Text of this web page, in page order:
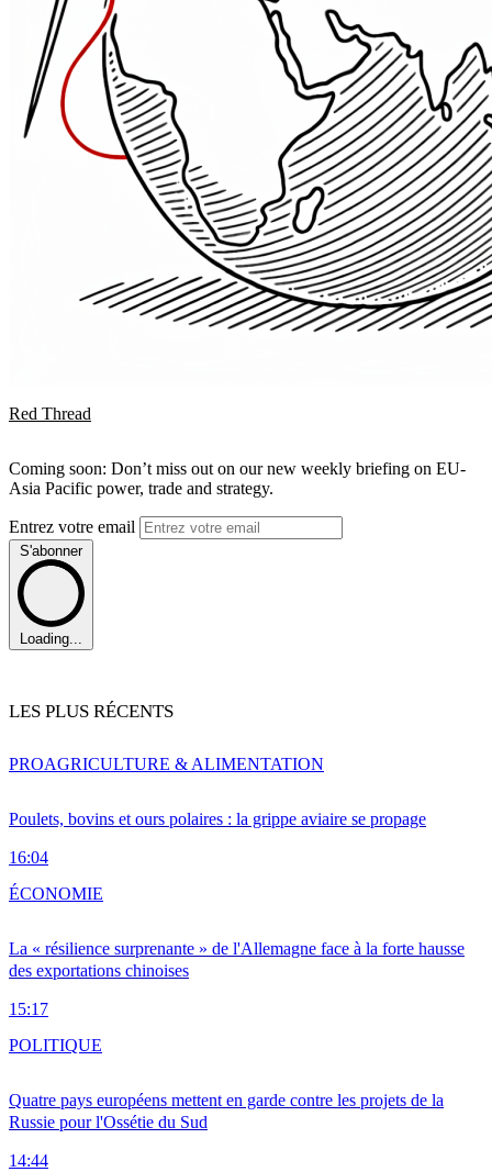
Red Thread
Coming soon: Don’t miss out on our new weekly briefing on EU-
Asia Pacific power, trade and strategy.
Entrez votre email
S'abonner
Loading...
LES PLUS RÉCENTS
Poulets, bovins et ours polaires : la grippe aviaire se propage
16:04
PROAGRICULTURE & ALIMENTATION
La « résilience surprenante » de l'Allemagne face à la forte hausse
des exportations chinoises
15:17
ÉCONOMIE
Quatre pays européens mettent en garde contre les projets de la
Russie pour l'Ossétie du Sud
14:44
POLITIQUE